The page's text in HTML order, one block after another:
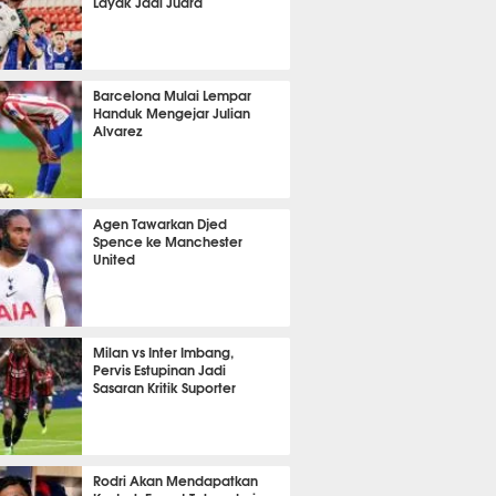
57 detik lalu
Barcelona Mulai Lempar
Handuk Mengejar Julian
Alvarez
23 detik lalu
Agen Tawarkan Djed
Spence ke Manchester
United
59 detik lalu
Milan vs Inter Imbang,
Pervis Estupinan Jadi
Sasaran Kritik Suporter
50 detik lalu
Rodri Akan Mendapatkan